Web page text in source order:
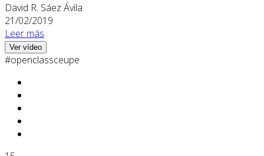
David R. Sáez Ávila
21/02/2019
Leer más
Ver vídeo
#openclassceupe